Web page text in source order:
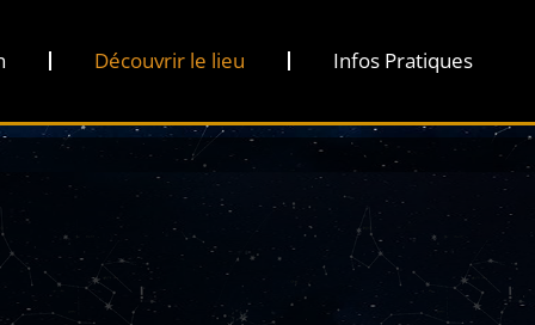
Découvrir le lieu Infos Pratiques